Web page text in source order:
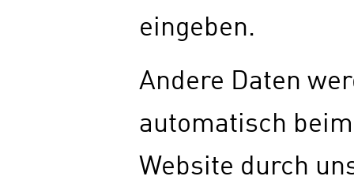
eingeben.
Andere Daten
automatisch
Website durch